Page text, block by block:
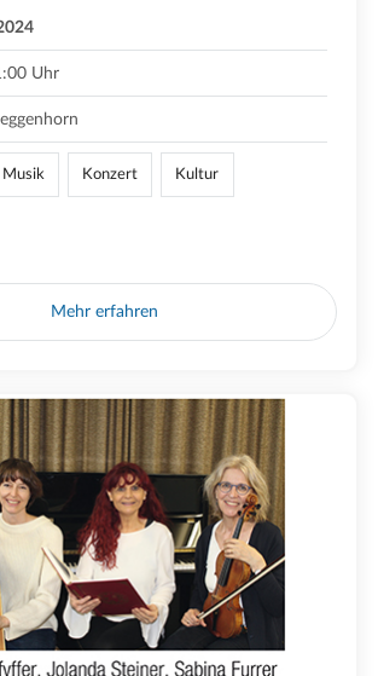
Uhr
Musik Konzert Kultur
Mehr erfahren